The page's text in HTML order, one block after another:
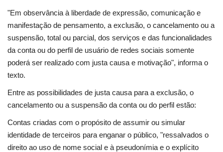
"Em observância à liberdade de expressão, comunicação e
manifestação de pensamento, a exclusão, o cancelamento ou a
suspensão, total ou parcial, dos serviços e das funcionalidades
da conta ou do perfil de usuário de redes sociais somente
poderá ser realizado com justa causa e motivação", informa o
texto.
Entre as possibilidades de justa causa para a exclusão, o
cancelamento ou a suspensão da conta ou do perfil estão:
Contas criadas com o propósito de assumir ou simular
identidade de terceiros para enganar o público, "ressalvados o
direito ao uso de nome social e à pseudonímia e o explícito